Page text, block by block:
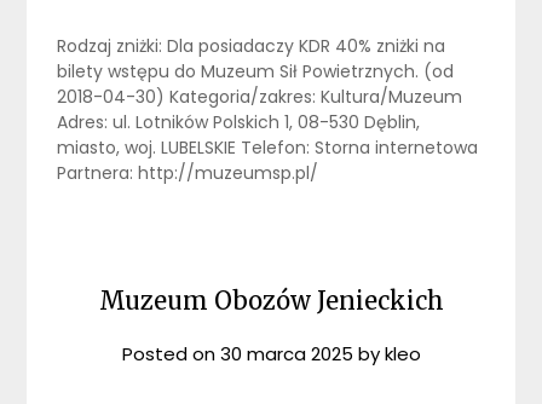
Rodzaj zniżki: Dla posiadaczy KDR 40% zniżki na
bilety wstępu do Muzeum Sił Powietrznych. (od
2018-04-30) Kategoria/zakres: Kultura/Muzeum
Adres: ul. Lotników Polskich 1, 08-530 Dęblin,
miasto, woj. LUBELSKIE Telefon: Storna internetowa
Partnera: http://muzeumsp.pl/
Muzeum Obozów Jenieckich
Posted on30 marca 2025 bykleo